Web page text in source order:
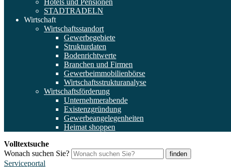
Hotels und Pensionen
STADTRADELN
Wirtschaft
Wirtschaftsstandort
Gewerbegebiete
Strukturdaten
Bodenrichtwerte
Branchen und Firmen
Gewerbeimmobilienbörse
Wirtschaftsstrukturanalyse
Wirtschaftsförderung
Unternehmerabende
Existenzgründung
Gewerbeangelegenheiten
Heimat shoppen
Volltextsuche
Wonach suchen Sie?
finden
Serviceportal